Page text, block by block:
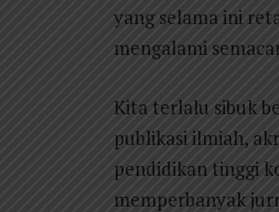
yang selama ini
mengalami
Kita terlalu sibuk
publikasi ilmiah,
pendidikan tinggi
memperbanyak